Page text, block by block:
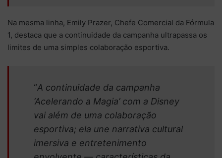
Na mesma linha, Emily Prazer, Chefe Comercial da Fórmula
1, destaca que a continuidade da campanha ultrapassa os
limites de uma simples colaboração esportiva.
“A continuidade da campanha
‘Acelerando a Magia’ com a Disney
vai além de uma colaboração
esportiva; ela une narrativa cultural
imersiva e entretenimento